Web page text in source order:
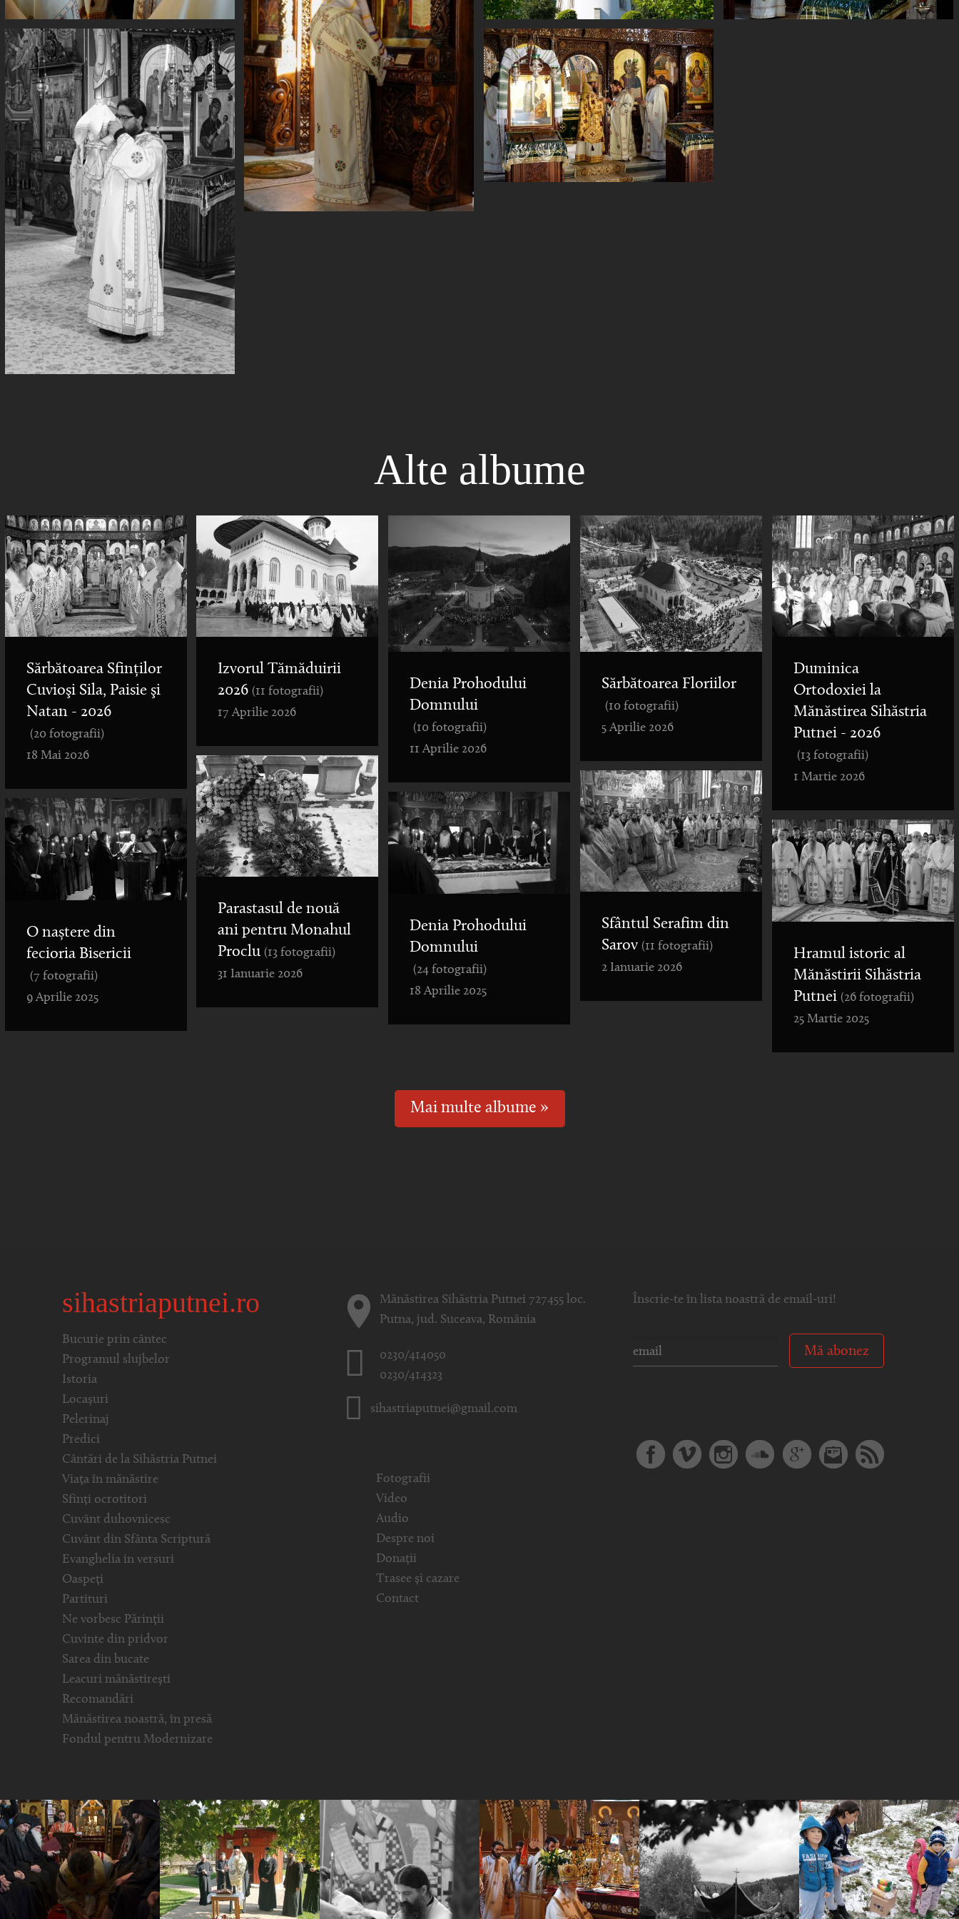
Alte albume
Sărbătoarea Sfinților
Cuvioşi Sila, Paisie şi
Natan - 2026
(20 fotografii)
18 Mai 2026
Izvorul Tămăduirii
2026 (11 fotografii)
17 Aprilie 2026
Denia Prohodului
Domnului
(10 fotografii)
11 Aprilie 2026
Sărbătoarea Floriilor
(10 fotografii)
5 Aprilie 2026
Duminica
Ortodoxiei la
Mănăstirea Sihăstria
Putnei - 2026
(13 fotografii)
1 Martie 2026
Parastasul de nouă
ani pentru Monahul
Proclu (13 fotografii)
31 Ianuarie 2026
Sfântul Serafim din
Sarov (11 fotografii)
2 Ianuarie 2026
Denia Prohodului
Domnului
(24 fotografii)
18 Aprilie 2025
O naștere din
fecioria Bisericii
(7 fotografii)
9 Aprilie 2025
Hramul istoric al
Mănăstirii Sihăstria
Putnei (26 fotografii)
25 Martie 2025
Mai multe albume »
sihastriaputnei.ro
Bucurie prin cântec
Programul slujbelor
Istoria
Locașuri
Pelerinaj
Predici
Cântări de la Sihăstria Putnei
Viața în mănăstire
Sfinți ocrotitori
Cuvânt duhovnicesc
Cuvânt din Sfânta Scriptură
Evanghelia in versuri
Oaspeți
Partituri
Ne vorbesc Părinții
Cuvinte din pridvor
Sarea din bucate
Leacuri mănăstirești
Recomandări
Mănăstirea noastră, în presă
Fondul pentru Modernizare
Mănăstirea Sihăstria Putnei 727455 loc.
Putna, jud. Suceava, România
0230/414050
0230/414323
sihastriaputnei@gmail.com
Fotografii
Video
Audio
Despre noi
Donații
Trasee și cazare
Contact
Înscrie-te în lista noastră de email-uri!
Mă abonez